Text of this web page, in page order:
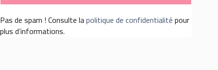
Pas de spam ! Consulte lapolitique de confidentialitépour
plus d’informations.